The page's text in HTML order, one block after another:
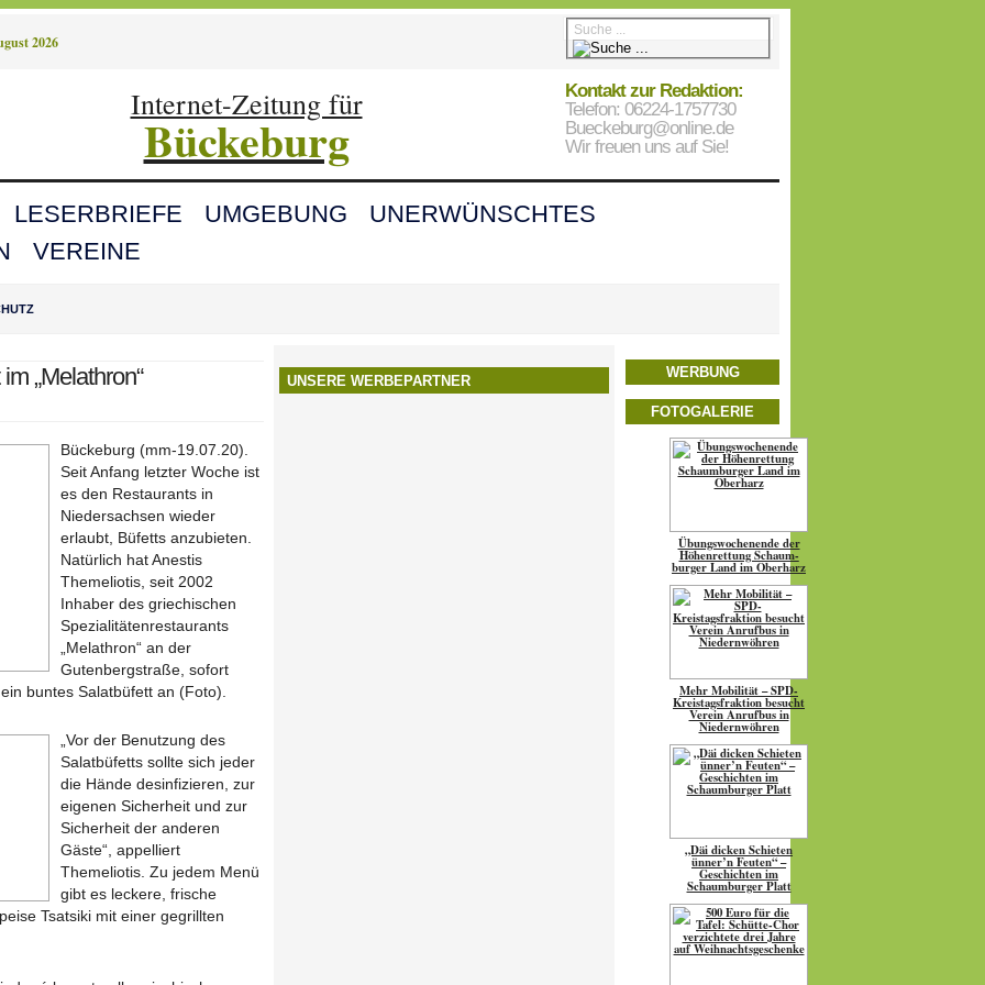
2026
Internet-Zeitung für
Bückeburg
Kontakt zur Redaktion:
Telefon: 06224-1757730
Bueckeburg@online.de
Wir freuen uns auf Sie!
LESERBRIEFE UMGEBUNG
UNERWÜNSCHTES
VEREINE
„Melathron“
Bückeburg (mm-19.07.20).
Seit Anfang letzter Woche ist
es den Restaurants in
Niedersachsen wieder
erlaubt, Büfetts anzubieten.
Natürlich hat Anestis
Themeliotis, seit 2002
Inhaber des griechischen
Spezialitätenrestaurants
„Melathron“ an der
Gutenbergstraße, sofort
buntes Salatbüfett an (Foto).
„Vor der Benutzung des
Salatbüfetts sollte sich jeder
die Hände desinfizieren, zur
eigenen Sicherheit und zur
Sicherheit der anderen
Gäste“, appelliert
Themeliotis. Zu jedem Menü
gibt es leckere, frische
Tsatsiki mit einer gegrillten
UNSERE WERBEPARTNER
WERBUNG
FOTOGALERIE
Übungs­wo­chen­ende der
Höhen­ret­tung Schaum­
burger Land im Oberharz
Mehr Mobilität – SPD-
Kreistagsfraktion besucht
Verein Anrufbus in
Niedernwöhren
„Däi dicken Schieten
ünner’n Feuten“ –
Geschichten im
Schaumburger Platt